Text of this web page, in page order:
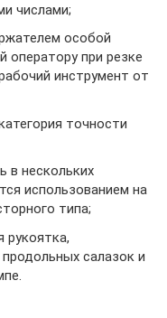
числами;
особой
оператору при резке
инструмент от
точности
в нескольких
использованием на
типа;
рукоятка,
салазок и